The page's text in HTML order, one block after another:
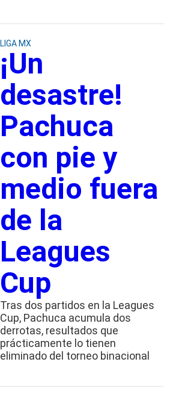
LIGA MX
¡Un
desastre!
Pachuca
con pie y
medio fuera
de la
Leagues
Cup
Tras dos partidos en la Leagues
Cup, Pachuca acumula dos
derrotas, resultados que
prácticamente lo tienen
eliminado del torneo binacional